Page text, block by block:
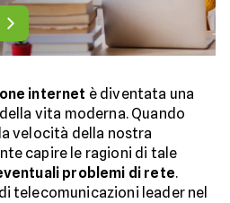
internet è diventata una
vita moderna. Quando
velocità della nostra
capire le ragioni di tale
problemi di rete.
telecomunicazioni leader nel